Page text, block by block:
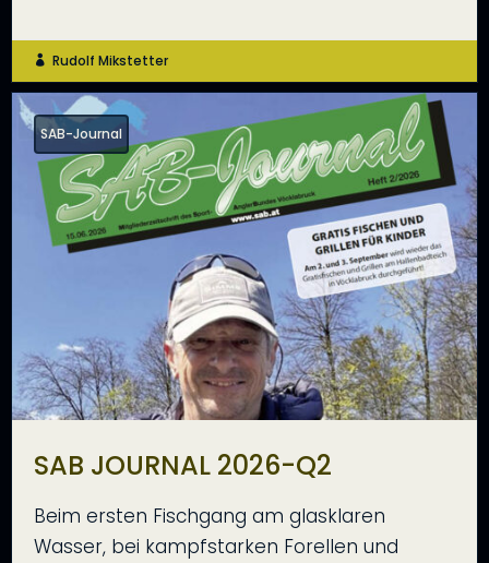
 Rudolf Mikstetter
SAB-Journal
SAB JOURNAL 2026-Q2
Beim ersten Fischgang am glasklaren
Wasser, bei kampfstarken Forellen und